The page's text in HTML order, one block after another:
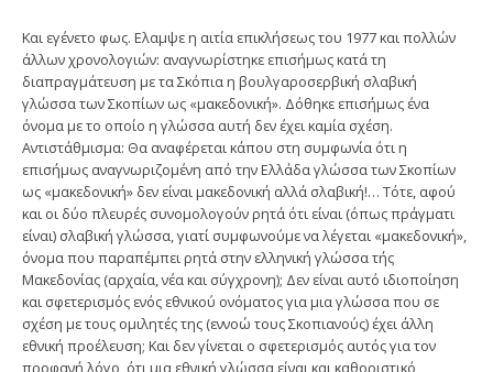
Και εγένετο φως. Ελαμψε η αιτία επικλήσεως του 1977 και πολλών
άλλων χρονολογιών: αναγνωρίστηκε επισήμως κατά τη
διαπραγμάτευση με τα Σκόπια η βουλγαροσερβική σλαβική
γλώσσα των Σκοπίων ως «μακεδονική». Δόθηκε επισήμως ένα
όνομα με το οποίο η γλώσσα αυτή δεν έχει καμία σχέση.
Αντιστάθμισμα: Θα αναφέρεται κάπου στη συμφωνία ότι η
επισήμως αναγνωριζομένη από την Ελλάδα γλώσσα των Σκοπίων
ως «μακεδονική» δεν είναι μακεδονική αλλά σλαβική!… Τότε, αφού
και οι δύο πλευρές συνομολογούν ρητά ότι είναι (όπως πράγματι
είναι) σλαβική γλώσσα, γιατί συμφωνούμε να λέγεται «μακεδονική»,
όνομα που παραπέμπει ρητά στην ελληνική γλώσσα τής
Μακεδονίας (αρχαία, νέα και σύγχρονη); Δεν είναι αυτό ιδιοποίηση
και σφετερισμός ενός εθνικού ονόματος για μια γλώσσα που σε
σχέση με τους ομιλητές της (εννοώ τους Σκοπιανούς) έχει άλλη
εθνική προέλευση; Και δεν γίνεται ο σφετερισμός αυτός για τον
προφανή λόγο, ότι μια εθνική γλώσσα είναι και καθοριστικό